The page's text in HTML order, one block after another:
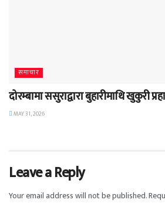
समाचार
दोरम्बामा ससुराद्वारा बुहारीमाथि खुकुरी
MAY 31, 2026
Leave a Reply
Your email address will not be published.